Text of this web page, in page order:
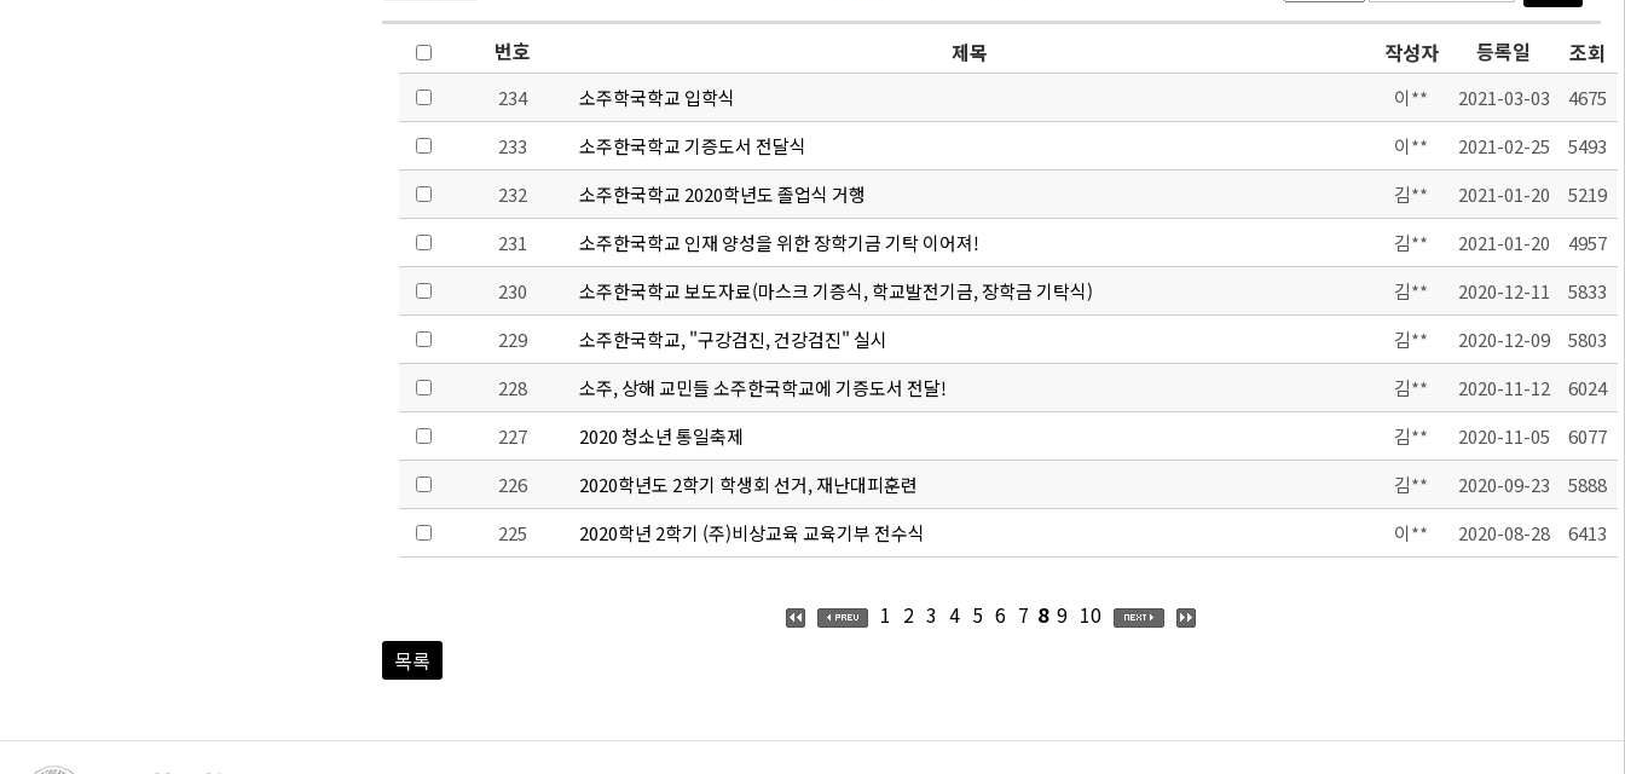
번호 제목 작성자 등록일 조회
234 소주학국학교 입학식 이** 2021-03-03
4675
233
소주한국학교 기증도서 전달식 이** 2021-02-25
5493
232
소주한국학교 2020학년도 졸업식 거행 김** 2021-01-20
5219
231
소주한국학교 인재 양성을 위한 장학기금 기탁 이어져! 김** 2021-01-20
4957
230
소주한국학교 보도자료(마스크 기증식, 학교발전기금, 장학금 기탁식) 김** 2020-12-11
5833
229
소주한국학교, "구강검진, 건강검진" 실시 김** 2020-12-09
5803
228
소주, 상해 교민들 소주한국학교에 기증도서 전달! 김** 2020-11-12
6024
227
2020 청소년 통일축제 김** 2020-11-05
6077
226
2020학년도 2학기 학생회 선거, 재난대피훈련 김** 2020-09-23
5888
225
2020학년 2학기 (주)비상교육 교육기부 전수식 이** 2020-08-28 6413
1 2 3 4 5 6 7 8 9 10
목록